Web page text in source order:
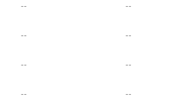
-- --
-- --
-- --
-- --